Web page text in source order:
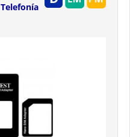
Telefonía